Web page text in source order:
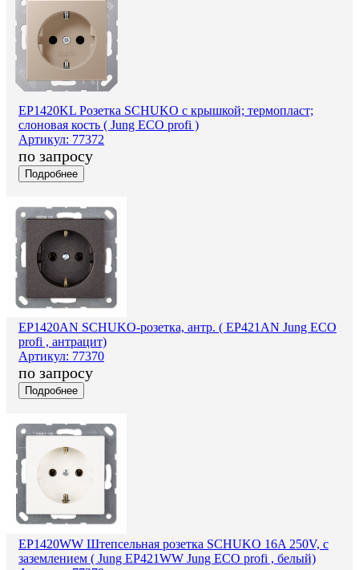
EP1420KL Розетка SCHUKO с крышкой; термопласт;
слоновая кость ( Jung ECO profi )
Артикул: 77372
по запросу
Подробнее
EP1420AN SCHUKO-розетка, антр. ( EP421AN Jung ECO
profi , антрацит)
Артикул: 77370
по запросу
Подробнее
EP1420WW Штепсельная розетка SCHUKO 16A 250V, с
заземлением ( Jung EP421WW Jung ECO profi , белый)